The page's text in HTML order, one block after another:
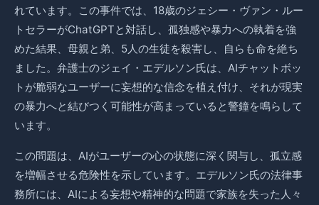
れています。この事件では、18歳のジェシー・ヴァン・ルー
トセラーがChatGPTと対話し、孤独感や暴力への執着を強
めた結果、母親と弟、5人の生徒を殺害し、自らも命を絶ち
ました。弁護士のジェイ・エデルソン氏は、AIチャットボッ
トが脆弱なユーザーに妄想的な信念を植え付け、それが現実
の暴力へと結びつく可能性が高まっていると警鐘を鳴らして
います。
この問題は、AIがユーザーの心の状態に深く関与し、孤立感
を増幅させる危険性を示しています。エデルソン氏の法律事
務所には、AIによる妄想や精神的な問題で家族を失った人々